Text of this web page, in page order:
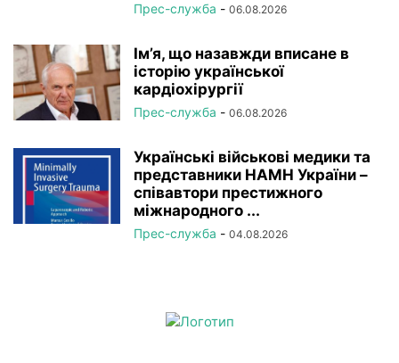
Прес-служба - 06.08.2026
Ім’я, що назавжди вписане в
історію української
кардіохірургії
Прес-служба - 06.08.2026
Українські військові медики та
представники НАМН України –
співавтори престижного
міжнародного ...
Прес-служба - 04.08.2026